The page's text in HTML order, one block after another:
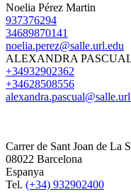
Noelia Pérez Martin
937376294
34689870141
noelia.perez@salle.url.edu
ALEXANDRA
+34932902362
+34628508556
Carrer de Sant Joan de La
08022 Barcelona
Espanya
Tel. (+34) 932902400